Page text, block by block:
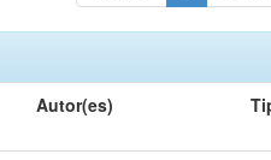
Autor(es)